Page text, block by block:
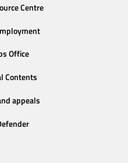
Centre
Office
Contents
appeals